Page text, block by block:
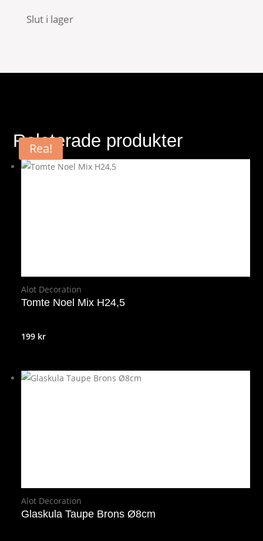
Slut i lager
Relaterade produkter
Alot Decoration
Tomte Noel Mix H24,5
199 kr
Rea!
Alot Decoration
Glaskula Taupe Brons Ø8cm